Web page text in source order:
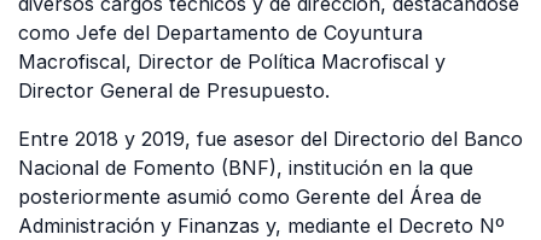
como Jefe del Departamento de Coyuntura
Macrofiscal, Director de Política Macrofiscal y
Director General de Presupuesto.
Entre 2018 y 2019, fue asesor del Directorio del Banco
Nacional de Fomento (BNF), institución en la que
posteriormente asumió como Gerente del Área de
Administración y Finanzas y, mediante el Decreto Nº